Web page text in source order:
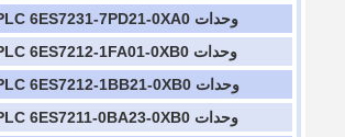
وحدات PLC 6ES7231-7PD21-0XA0
وحدات PLC 6ES7212-1FA01-0XB0
وحدات PLC 6ES7212-1BB21-0XB0
وحدات PLC 6ES7211-0BA23-0XB0